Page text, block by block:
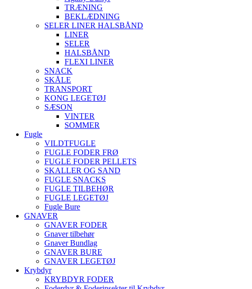
TRÆNING
BEKLÆDNING
SELER LINER HALSBÅND
LINER
SELER
HALSBÅND
FLEXI LINER
SNACK
SKÅLE
TRANSPORT
KONG LEGETØJ
SÆSON
VINTER
SOMMER
Fugle
VILDTFUGLE
FUGLE FODER FRØ
FUGLE FODER PELLETS
SKALLER OG SAND
FUGLE SNACKS
FUGLE TILBEHØR
FUGLE LEGETØJ
Fugle Bure
GNAVER
GNAVER FODER
Gnaver tilbehør
Gnaver Bundlag
GNAVER BURE
GNAVER LEGETØJ
Krybdyr
KRYBDYR FODER